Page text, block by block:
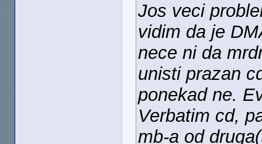
Jos veci
vidim da je
nece ni da
unisti prazan
ponekad ne.
Verbatim cd,
mb-a od